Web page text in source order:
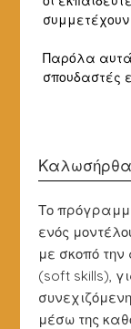
Παρόλα αυτά,
σπουδαστές
Το
ενός
με σκοπό την
(soft skills),
μέσω της